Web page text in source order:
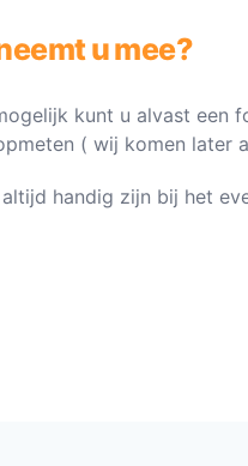
u mee?
kunt u alvast een
( wij komen later
handig zijn bij het